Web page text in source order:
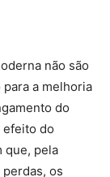
não são
a melhoria
do
efeito do
que, pela
os